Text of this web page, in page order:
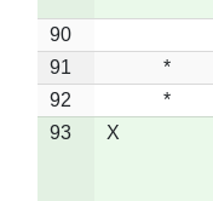
90
91
*
92
*
93
X